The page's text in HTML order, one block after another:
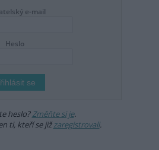
e-mail
Heslo
heslo?Změňte si je.
ti, kteří se jižzaregistrovali.